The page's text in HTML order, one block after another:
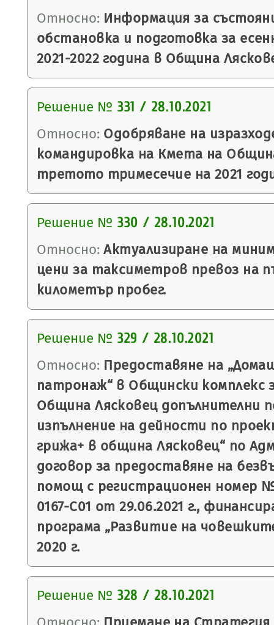
Относно: Информация за
обстановка и подготовка за
2021-2022 година в Община
Решение № 331 / 28.10.2021
Относно: Одобряване на
командировка на Кмета на
третото тримесечие на 2021
Решение № 330 / 28.10.2021
Относно: Актуализиране на
цени за таксиметров превоз на
километър пробег.
Решение № 329 / 28.10.2021
Относно: Предоставяне на
патронаж“ в Общински комплекс
Община Лясковец допълнителни
изпълнение на дейности по
грижа+ в община Лясковец“ по
договор за предоставяне на
помощ с регистрационен номер №
0167-C01 от 29.06.2021 г.,
програма „Развитие на
2020 г.
Решение № 328 / 28.10.2021